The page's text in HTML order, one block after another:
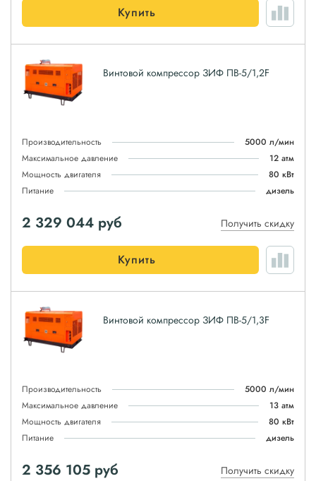
Купить
Винтовой компрессор ЗИФ ПВ-5/1,2F
Производительность
5000 л/мин
Максимальное давление
12 атм
Мощность двигателя
80 кВт
Питание
дизель
2 329 044 руб Получить скидку
Купить
Винтовой компрессор ЗИФ ПВ-5/1,3F
Производительность
5000 л/мин
Максимальное давление
13 атм
Мощность двигателя
80 кВт
Питание
дизель
2 356 105 руб Получить скидку